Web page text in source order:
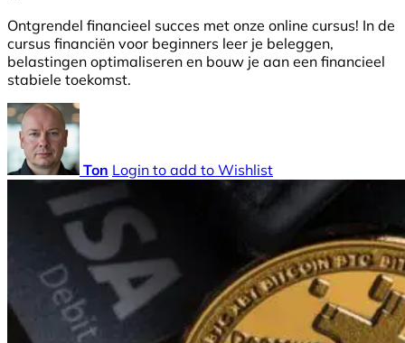
Ontgrendel financieel succes met onze online cursus! In de
cursus financiën voor beginners leer je beleggen,
belastingen optimaliseren en bouw je aan een financieel
stabiele toekomst.
Ton Login to add to Wishlist